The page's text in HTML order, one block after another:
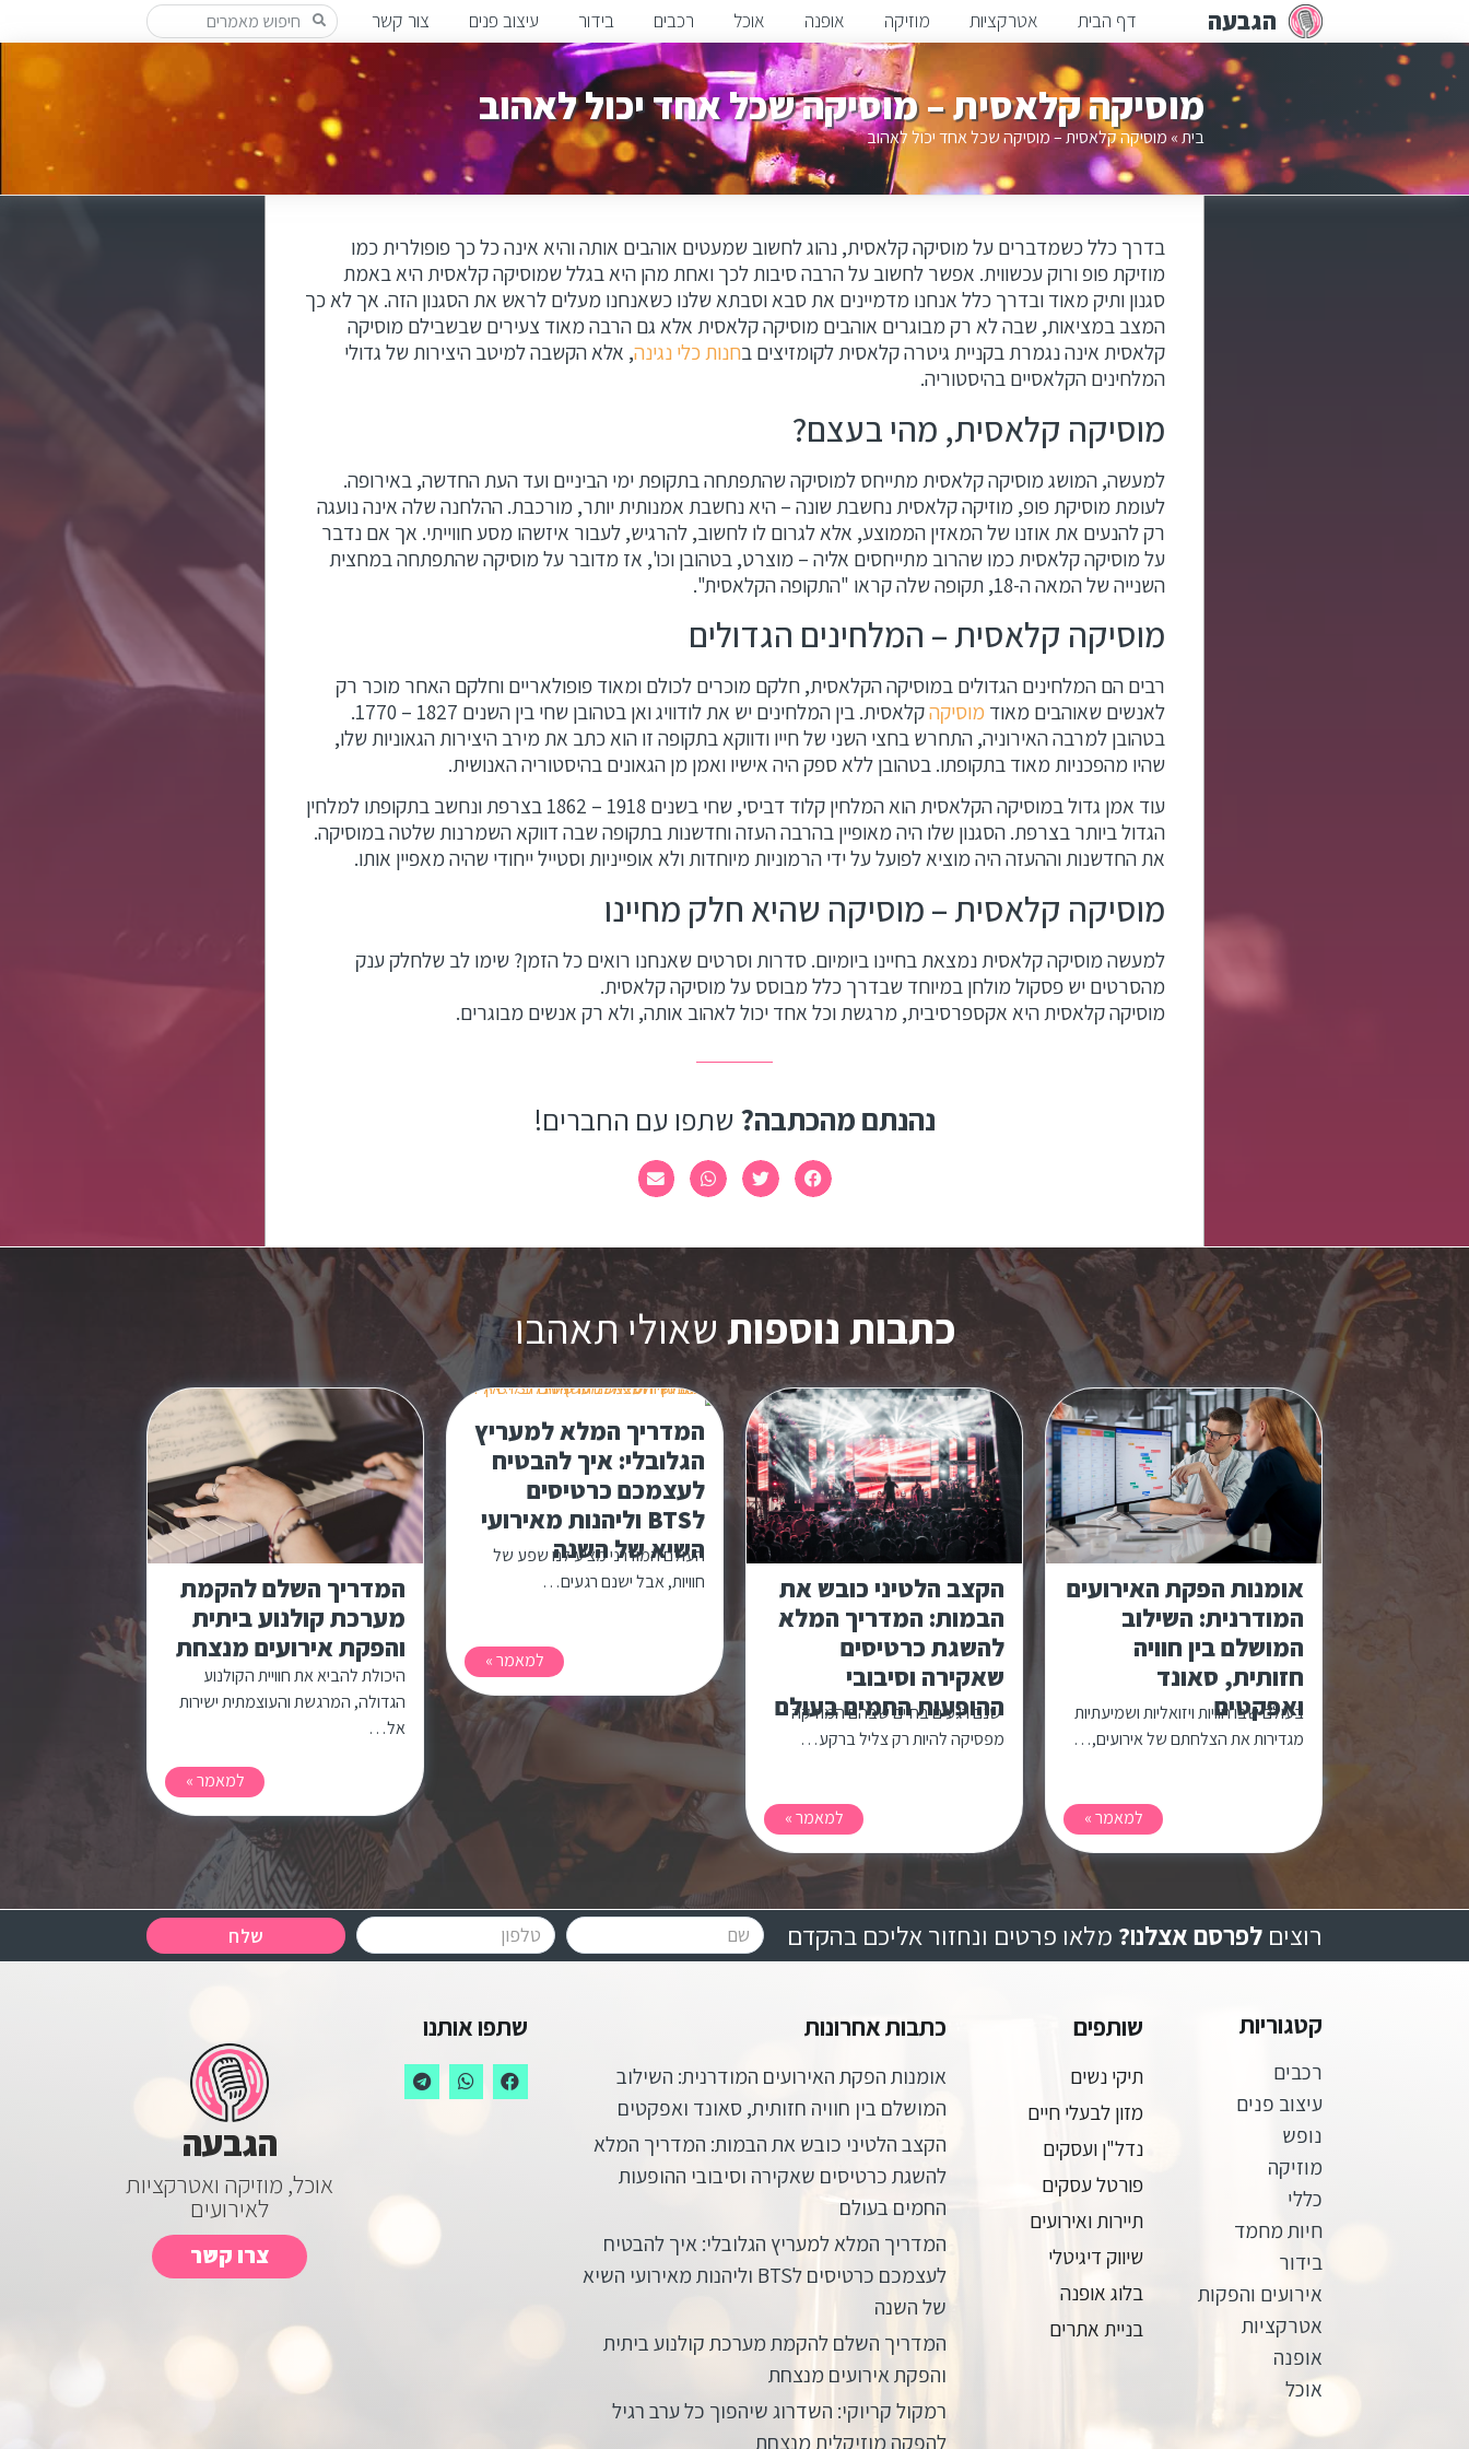
הגבעה דף הבית אטרקציות מוזיקה אופנה אוכל רכבים בידור עיצוב פנים צור קשר
מוסיקה קלאסית – מוסיקה שכל אחד יכול לאהוב
בית»מוסיקה קלאסית – מוסיקה שכל אחד יכול לאהוב
בדרך כלל כשמדברים על מוסיקה קלאסית, נהוג לחשוב שמעטים אוהבים אותה והיא אינה כל כך פופולרית כמו
מוזיקת פופ ורוק עכשווית. אפשר לחשוב על הרבה סיבות לכך ואחת מהן היא בגלל שמוסיקה קלאסית היא באמת
סגנון ותיק מאוד ובדרך כלל אנחנו מדמיינים את סבא וסבתא שלנו כשאנחנו מעלים לראש את הסגנון הזה. אך לא כך
המצב במציאות, שבה לא רק מבוגרים אוהבים מוסיקה קלאסית אלא גם הרבה מאוד צעירים שבשבילם מוסיקה
קלאסית אינה נגמרת בקניית גיטרה קלאסית לקומזיצים בחנות כלי נגינה, אלא הקשבה למיטב היצירות של גדולי
המלחינים הקלאסיים בהיסטוריה.
מוסיקה קלאסית, מהי בעצם?
למעשה, המושג מוסיקה קלאסית מתייחס למוסיקה שהתפתחה בתקופת ימי הביניים ועד העת החדשה, באירופה.
לעומת מוסיקת פופ, מוזיקה קלאסית נחשבת שונה – היא נחשבת אמנותית יותר, מורכבת. ההלחנה שלה אינה נועגה
רק להנעים את אוזנו של המאזין הממוצע, אלא לגרום לו לחשוב, להרגיש, לעבור איזשהו מסע חווייתי. אך אם נדבר
על מוסיקה קלאסית כמו שהרוב מתייחסים אליה – מוצרט, בטהובן וכו', אז מדובר על מוסיקה שהתפתחה במחצית
השנייה של המאה ה-18, תקופה שלה קראו "התקופה הקלאסית".
מוסיקה קלאסית – המלחינים הגדולים
רבים הם המלחינים הגדולים במוסיקה הקלאסית, חלקם מוכרים לכולם ומאוד פופולאריים וחלקם האחר מוכר רק
לאנשים שאוהבים מאוד מוסיקה
קלאסית. בין המלחינים יש את לודוויג ואן בטהובן שחי בין השנים 1827 – 1770.
בטהובן למרבה האירוניה, התחרש בחצי השני של חייו ודווקא בתקופה זו הוא כתב את מירב היצירות הגאוניות שלו,
שהיו מהפכניות מאוד בתקופתו. בטהובן ללא ספק היה אישיו ואמן מן הגאונים בהיסטוריה האנושית.
עוד אמן גדול במוסיקה הקלאסית הוא המלחין קלוד דביסי, שחי בשנים 1918 – 1862 בצרפת ונחשב בתקופתו למלחין
הגדול ביותר בצרפת. הסגנון שלו היה מאופיין בהרבה העזה וחדשנות בתקופה שבה דווקא השמרנות שלטה במוסיקה.
את החדשנות וההעזה היה מוציא לפועל על ידי הרמוניות מיוחדות ולא אופייניות וסטייל ייחודי שהיה מאפיין אותו.
מוסיקה קלאסית – מוסיקה שהיא חלק מחיינו
למעשה מוסיקה קלאסית נמצאת בחיינו ביומיום. סדרות וסרטים שאנחנו רואים כל הזמן? שימו לב שלחלק ענק
מהסרטים יש פסקול מולחן במיוחד שבדרך כלל מבוסס על מוסיקה קלאסית.
מוסיקה קלאסית היא אקספרסיבית, מרגשת וכל אחד יכול לאהוב אותה, ולא רק אנשים מבוגרים.
נהנתם מהכתבה? שתפו עם החברים!
כתבות נוספותשאולי תאהבו
אומנות הפקת האירועים
המודרנית: השילוב
המושלם בין חוויה
חזותית, סאונד
ואפקטים
בעולם שבו חוויות ויזואליות ושמיעתיות
מגדירות את הצלחתם של אירועים,…
למאמר »
הקצב הלטיני כובש את
הבמות: המדריך המלא
להשגת כרטיסים
שאקירה וסיבובי
ההופעות החמים בעולם
ישנם רגעים בחיים שבהם המוזיקה
מפסיקה להיות רק צליל ברקע…
למאמר »
המדריך המלא למעריץ
הגלובלי: איך להבטיח
לעצמכם כרטיסים
לBTS וליהנות מאירועי
השיא של השנה
העולם המודרני מציע לנו שפע של
חוויות, אבל ישנם רגעים…
למאמר »
המדריך השלם להקמת
מערכת קולנוע ביתית
והפקת אירועים מנצחת
היכולת להביא את חוויית הקולנוע
הגדולה, המרגשת והעוצמתית ישירות
אל…
למאמר »
רוצים לפרסם אצלנו? מלאו פרטים ונחזור אליכם בהקדם שלח
קטגוריות
רכבים
עיצוב פנים
נופש
מוזיקה
כללי
חיות מחמד
בידור
אירועים והפקות
אטרקציות
אופנה
אוכל
שותפים
תיקי נשים
מזון לבעלי חיים
נדל"ן ועסקים
פורטל עסקים
תיירות ואירועים
שיווק דיגיטלי
בלוג אופנה
בניית אתרים
כתבות אחרונות
אומנות הפקת האירועים המודרנית: השילוב
המושלם בין חוויה חזותית, סאונד ואפקטים
הקצב הלטיני כובש את הבמות: המדריך המלא
להשגת כרטיסים שאקירה וסיבובי ההופעות
החמים בעולם
המדריך המלא למעריץ הגלובלי: איך להבטיח
לעצמכם כרטיסים לBTS וליהנות מאירועי השיא
של השנה
המדריך השלם להקמת מערכת קולנוע ביתית
והפקת אירועים מנצחת
רמקול קריוקי: השדרוג שיהפוך כל ערב רגיל
להפקה מוזיקלית מנצחת
שתפו אותנו
הגבעה
אוכל, מוזיקה ואטרקציות
לאירועים
צרו קשר